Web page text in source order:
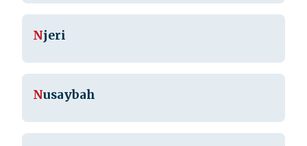
Njeri
Nusaybah